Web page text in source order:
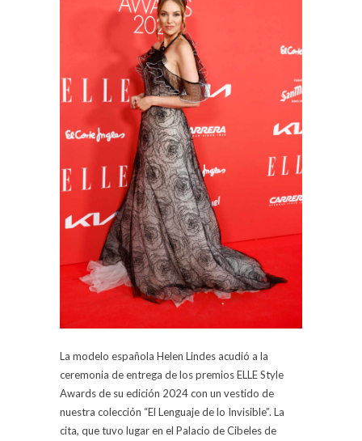
La modelo española Helen Lindes acudió a la
ceremonia de entrega de los premios ELLE Style
Awards de su edición 2024 con un vestido de
nuestra colección “El Lenguaje de lo Invisible”. La
cita, que tuvo lugar en el Palacio de Cibeles de